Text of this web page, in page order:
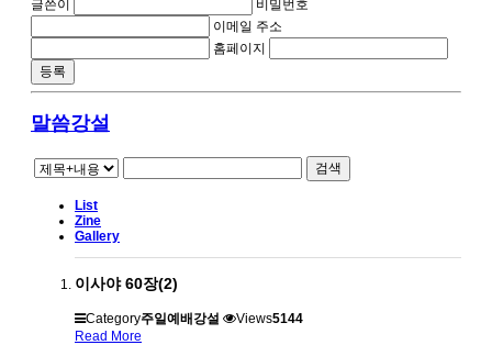
글쓴이
비밀번호
이메일 주소
홈페이지
말씀강설
검색
List
Zine
Gallery
이사야 60장(2)
Category주일예배강설 Views5144
Read More